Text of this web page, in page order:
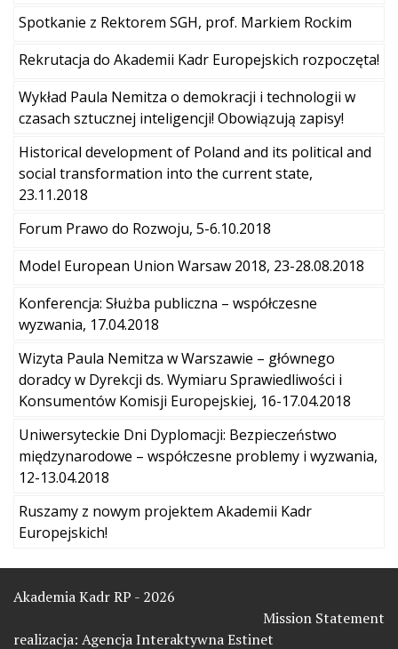
Spotkanie z Rektorem SGH, prof. Markiem Rockim
Rekrutacja do Akademii Kadr Europejskich rozpoczęta!
Wykład Paula Nemitza o demokracji i technologii w
czasach sztucznej inteligencji! Obowiązują zapisy!
Historical development of Poland and its political and
social transformation into the current state,
23.11.2018
Forum Prawo do Rozwoju, 5-6.10.2018
Model European Union Warsaw 2018, 23-28.08.2018
Konferencja: Służba publiczna – współczesne
wyzwania, 17.04.2018
Wizyta Paula Nemitza w Warszawie – głównego
doradcy w Dyrekcji ds. Wymiaru Sprawiedliwości i
Konsumentów Komisji Europejskiej, 16-17.04.2018
Uniwersyteckie Dni Dyplomacji: Bezpieczeństwo
międzynarodowe – współczesne problemy i wyzwania,
12-13.04.2018
Ruszamy z nowym projektem Akademii Kadr
Europejskich!
Akademia Kadr RP - 2026
Mission Statement
realizacja: Agencja Interaktywna Estinet